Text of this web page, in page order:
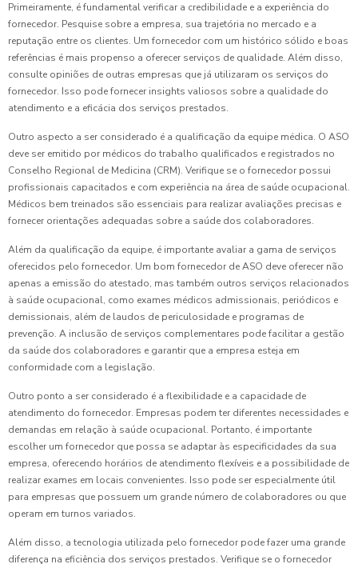
Primeiramente, é fundamental verificar a credibilidade e a experiência do
fornecedor. Pesquise sobre a empresa, sua trajetória no mercado e a
reputação entre os clientes. Um fornecedor com um histórico sólido e boas
referências é mais propenso a oferecer serviços de qualidade. Além disso,
consulte opiniões de outras empresas que já utilizaram os serviços do
fornecedor. Isso pode fornecer insights valiosos sobre a qualidade do
atendimento e a eficácia dos serviços prestados.
Outro aspecto a ser considerado é a qualificação da equipe médica. O ASO
deve ser emitido por médicos do trabalho qualificados e registrados no
Conselho Regional de Medicina (CRM). Verifique se o fornecedor possui
profissionais capacitados e com experiência na área de saúde ocupacional.
Médicos bem treinados são essenciais para realizar avaliações precisas e
fornecer orientações adequadas sobre a saúde dos colaboradores.
Além da qualificação da equipe, é importante avaliar a gama de serviços
oferecidos pelo fornecedor. Um bom fornecedor de ASO deve oferecer não
apenas a emissão do atestado, mas também outros serviços relacionados
à saúde ocupacional, como exames médicos admissionais, periódicos e
demissionais, além de laudos de periculosidade e programas de
prevenção. A inclusão de serviços complementares pode facilitar a gestão
da saúde dos colaboradores e garantir que a empresa esteja em
conformidade com a legislação.
Outro ponto a ser considerado é a flexibilidade e a capacidade de
atendimento do fornecedor. Empresas podem ter diferentes necessidades e
demandas em relação à saúde ocupacional. Portanto, é importante
escolher um fornecedor que possa se adaptar às especificidades da sua
empresa, oferecendo horários de atendimento flexíveis e a possibilidade de
realizar exames em locais convenientes. Isso pode ser especialmente útil
para empresas que possuem um grande número de colaboradores ou que
operam em turnos variados.
Além disso, a tecnologia utilizada pelo fornecedor pode fazer uma grande
diferença na eficiência dos serviços prestados. Verifique se o fornecedor